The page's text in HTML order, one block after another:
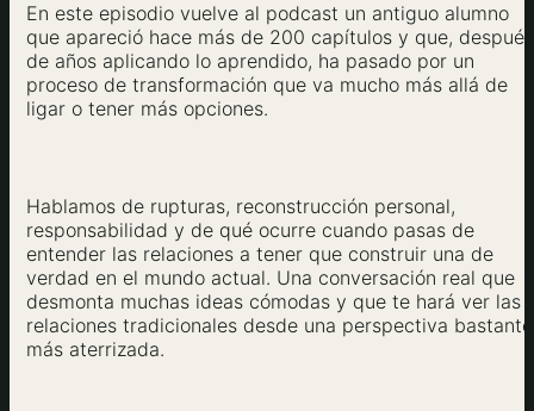
En este episodio vuelve al podcast un antiguo alumno
que apareció hace más de 200 capítulos y que, después
de años aplicando lo aprendido, ha pasado por un
proceso de transformación que va mucho más allá de
ligar o tener más opciones.
Hablamos de rupturas, reconstrucción personal,
responsabilidad y de qué ocurre cuando pasas de
entender las relaciones a tener que construir una de
verdad en el mundo actual. Una conversación real que
desmonta muchas ideas cómodas y que te hará ver las
relaciones tradicionales desde una perspectiva bastante
más aterrizada.